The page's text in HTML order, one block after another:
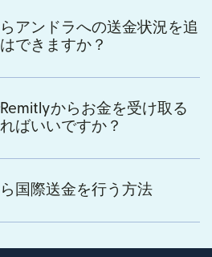
アンドラへの送金状況を追
できますか？
からお金を受け取る
ばいいですか？
国際送金を行う方法